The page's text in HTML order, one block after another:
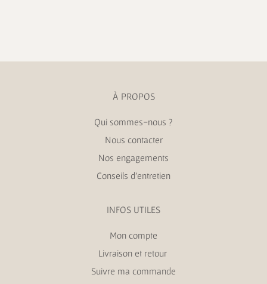
À PROPOS
Qui sommes-nous ?
Nous contacter
Nos engagements
Conseils d’entretien
INFOS UTILES
Mon compte
Livraison et retour
Suivre ma commande